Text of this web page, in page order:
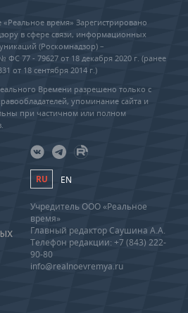
«Реальное время» Зарегистрировано
в сфере связи, информационных
(Роскомнадзор) –
77 - 79627 от 18 декабря 2020 г. (ранее
от 18 сентября 2014 г.)
Времени разрешено только с
упоминание сайта и
при частичном или полном
RU EN
Учредитель ООО «Реальное
время»
Главный редактор Саушина А.А.
Телефон редакции: +7 (843) 222-
90-80
info@realnoevremya.ru